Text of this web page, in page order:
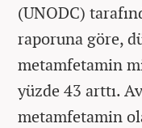
(UNODC)
raporuna göre,
metamfetamin
yüzde 43 arttı.
metamfetamin